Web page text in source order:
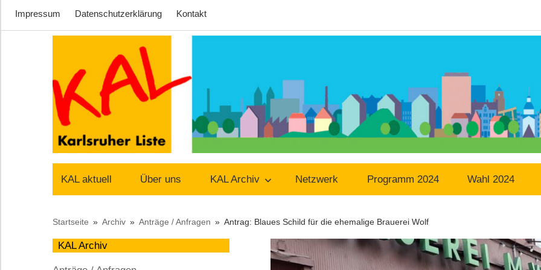
Impressum Datenschutzerklärung Kontakt
Zum
springen
Karlsruher
Liste
–
auf
KAL aktuell Über uns KAL Archiv Netzwerk Programm 2024 Wahl 2024
Startseite Archiv Anträge / Anfragen Antrag: Blaues Schild für die ehemalige Brauerei Wolf
KAL Archiv